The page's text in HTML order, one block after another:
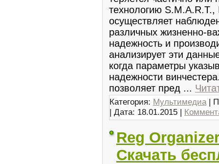
технологию
осуществляет
различных жизненно-
надежность и
анализирует эти
когда параметры
надежности
позволяет пред ...
Категория: Мультимедиа |
| Дата: 18.01.2015 |
Reg
Скачать